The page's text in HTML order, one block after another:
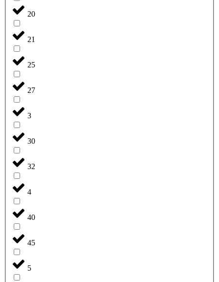
20
21
25
27
3
30
32
4
40
45
5